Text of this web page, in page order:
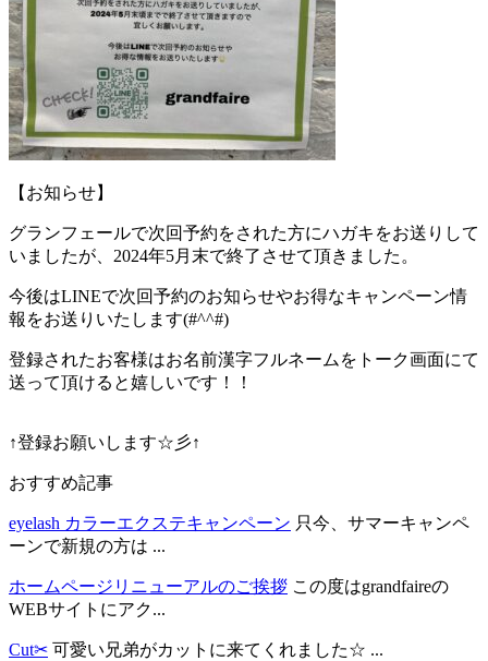
【お知らせ】
グランフェールで次回予約をされた方にハガキをお送りして
いましたが、2024年5月末で終了させて頂きました。
今後はLINEで次回予約のお知らせやお得なキャンペーン情
報をお送りいたします(#^^#)
登録されたお客様はお名前漢字フルネームをトーク画面にて
送って頂けると嬉しいです！！
↑登録お願いします☆彡↑
おすすめ記事
eyelash カラーエクステキャンペーン 只今、サマーキャンペ
ーンで新規の方は ...
ホームページリニューアルのご挨拶 この度はgrandfaireの
WEBサイトにアク...
Cut✂︎ 可愛い兄弟がカットに来てくれました☆ ...